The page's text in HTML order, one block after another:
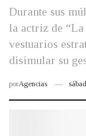
Durante sus
la actriz de
vestuarios
disimular su
porAgencias